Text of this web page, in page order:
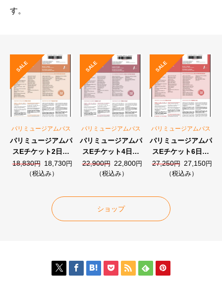
す。
パリミュージアムパス
パリミュージアムパ
スEチケット2日券
（48時間）
18,830円
元
の
18,830
た。
18,730円
現
在
す。
（税込み）
SALE
パリミュージアムパス
パリミュージアムパ
スEチケット4日券
（96時間）
22,900円
元
の
格
は
た。
22,800円
現
在
価
格
す。
（税込み）
SALE
パリミュージアムパス
パリミュージアムパ
スEチケット6日券
（144時間）
27,250円
元
の
27,150円
現
在
（税込み）
SALE
ショップ
      